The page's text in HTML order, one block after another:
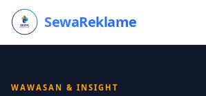
SewaReklame
WAWASAN & INSIGHT